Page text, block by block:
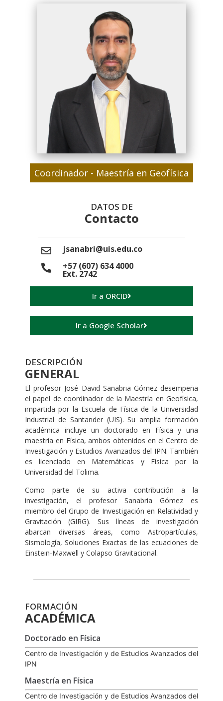
Coordinador - Maestría en Geofísica
DATOS DE
Contacto
jsanabri@uis.edu.co
+57 (607) 634 4000
Ext. 2742
Ir a ORCID
Ir a Google Scholar
DESCRIPCIÓN
GENERAL
El profesor José David Sanabria Gómez desempeña
el papel de coordinador de la Maestría en Geofísica,
impartida por la Escuela de Física de la Universidad
Industrial de Santander (UIS). Su amplia formación
académica incluye un doctorado en Física y una
maestría en Física, ambos obtenidos en el Centro de
Investigación y Estudios Avanzados del IPN. También
es licenciado en Matemáticas y Física por la
Universidad del Tolima.
Como parte de su activa contribución a la
investigación, el profesor Sanabria Gómez es
miembro del Grupo de Investigación en Relatividad y
Gravitación (GIRG). Sus líneas de investigación
abarcan diversas áreas, como Astropartículas,
Sismología, Soluciones Exactas de las ecuaciones de
Einstein-Maxwell y Colapso Gravitacional.
FORMACIÓN
ACADÉMICA
Doctorado en Física
Centro de Investigación y de Estudios Avanzados del
IPN
Maestría en Física
Centro de Investigación y de Estudios Avanzados del